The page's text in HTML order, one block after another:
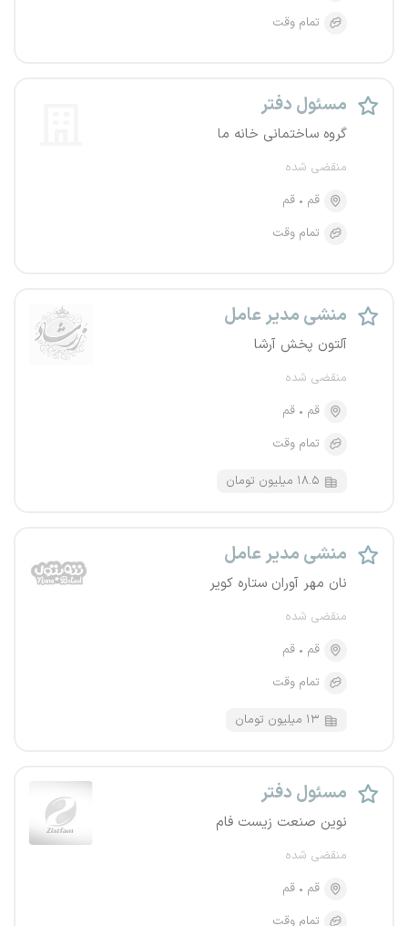
تمام وقت
مسئول دفتر
گروه ساختمانی خانه ما
منقضی شده
قم
قم
تمام وقت
منشی مدیر عامل
آلتون پخش آرشا
منقضی شده
قم
قم
تمام وقت
۱۸.۵ میلیون تومان
منشی مدیر عامل
نان مهر آوران ستاره کویر
منقضی شده
قم
قم
تمام وقت
۱۳ میلیون تومان
مسئول دفتر
نوین صنعت زیست فام
منقضی شده
قم
قم
تمام وقت